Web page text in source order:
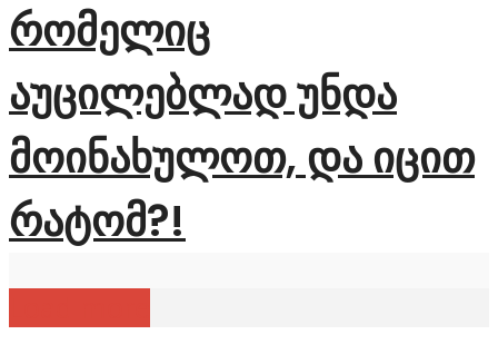
რომელიც
აუცილებლად უნდა
მოინახულოთ, და იცით
რატომ?!